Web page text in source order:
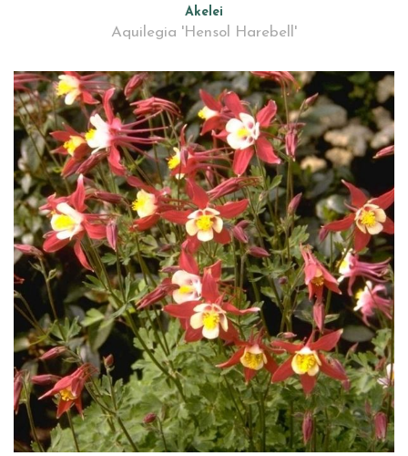
Akelei
Aquilegia 'Hensol Harebell'